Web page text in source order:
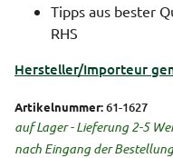
Tipps aus bester
RHS
Hersteller/Importeur
Artikelnummer:61-1627
auf Lager - Lieferung 2-5
nach Eingang der